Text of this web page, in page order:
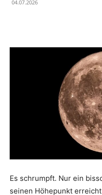
04.07.2026
Es schrumpft. Nur ein
seinen Höhepunkt